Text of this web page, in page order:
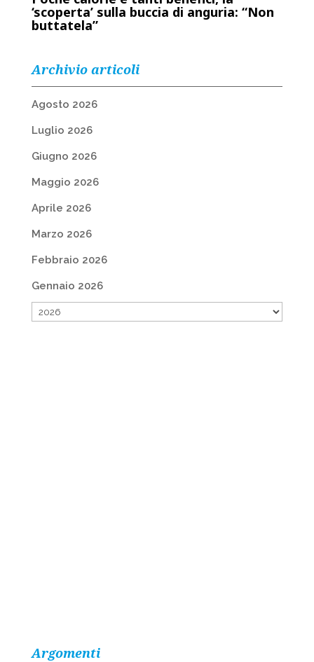
‘scoperta’ sulla buccia di anguria: “Non
buttatela”
Archivio articoli
Agosto 2026
Luglio 2026
Giugno 2026
Maggio 2026
Aprile 2026
Marzo 2026
Febbraio 2026
Gennaio 2026
Argomenti